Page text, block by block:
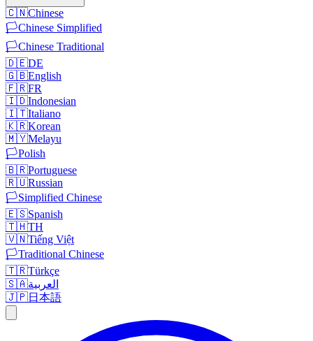
🇨🇳Chinese
🏳️Chinese Simplified
🏳️Chinese Traditional
🇩🇪DE
🇬🇧English
🇫🇷FR
🇮🇩Indonesian
🇮🇹Italiano
🇰🇷Korean
🇲🇾Melayu
🏳️Polish
🇧🇷Portuguese
🇷🇺Russian
🏳️Simplified Chinese
🇪🇸Spanish
🇹🇭TH
🇻🇳Tiếng Việt
🏳️Traditional Chinese
🇹🇷Türkçe
🇸🇦العربية
🇯🇵日本語